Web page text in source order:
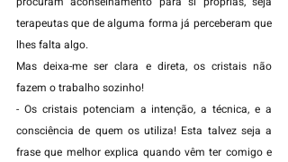
terapeutas que de alguma forma já perceberam que
lhes falta algo.
Mas deixa-me ser clara e direta, os cristais não
fazem o trabalho sozinho!
- Os cristais potenciam a intenção, a técnica, e a
consciência de quem os utiliza! Esta talvez seja a
frase que melhor explica quando vêm ter comigo e